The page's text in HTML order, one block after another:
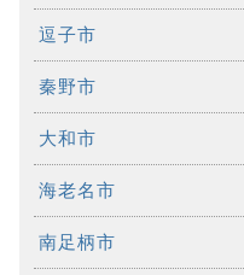
逗子市
秦野市
大和市
海老名市
南足柄市